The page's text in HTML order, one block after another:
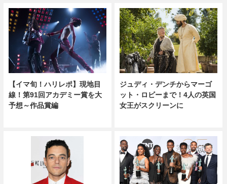
【イマ旬！ハリレポ】現地目
線！第91回アカデミー賞を大
予想～作品賞編
ジュディ・デンチからマーゴ
ット・ロビーまで！4人の英国
女王がスクリーンに